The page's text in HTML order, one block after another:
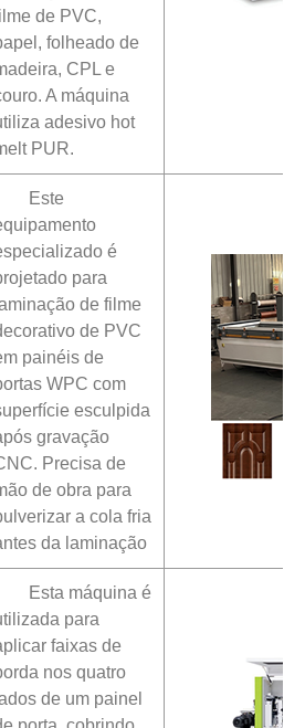
de PVC,
folheado de
CPL e
A máquina
adesivo hot
PUR.
Este
é
para
de filme
de PVC
painéis de
WPC com
esculpida
gravação
Precisa de
de obra para
a cola fria
da laminação
Esta máquina é
para
faixas de
nos quatro
de um painel